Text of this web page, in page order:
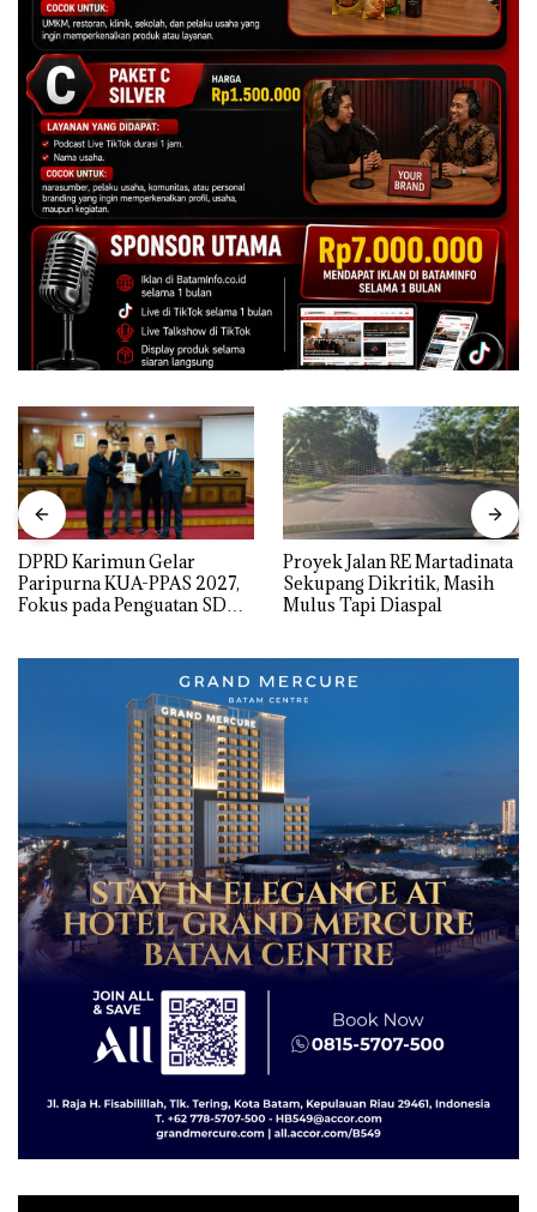
DPRD Karimun Gelar
Paripurna KUA-PPAS 2027,
Fokus pada Penguatan SDM,
Proyek Jalan RE Martadinata
Sekupang Dikritik, Masih
Mulus Tapi Diaspal